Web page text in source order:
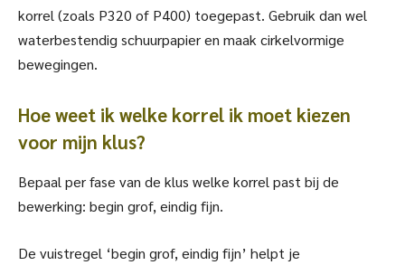
korrel (zoals P320 of P400) toegepast. Gebruik dan wel
waterbestendig schuurpapier en maak cirkelvormige
bewegingen.
Hoe weet ik welke korrel ik moet kiezen
voor mijn klus?
Bepaal per fase van de klus welke korrel past bij de
bewerking: begin grof, eindig fijn.
De vuistregel ‘begin grof, eindig fijn’ helpt je